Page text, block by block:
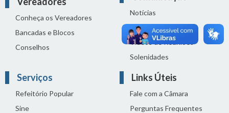
Conheça os Vereadores
Bancadas e Blocos
Conselhos
Notícias
Sala de Imprensa
Vídeos de Reuniões
Solenidades
Serviços
Refeitório Popular
Sine
Links Úteis
Fale com a Câmara
Perguntas Frequentes